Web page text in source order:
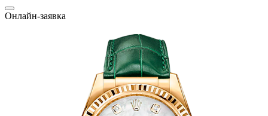
Онлайн-заявка